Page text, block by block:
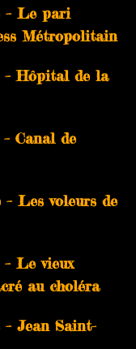
– Le pari
Métropolitain
– Hôpital de la
Canal de
Les voleurs de
Le vieux
au choléra
Jean Saint-